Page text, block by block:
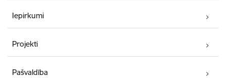
Iepirkumi
Projekti
Pašvaldība